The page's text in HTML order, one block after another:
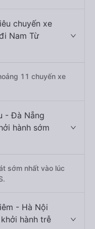
chuyến xe
Nam Từ
11 chuyến xe
- Đà Nẵng
hành sớm
sớm nhất vào lúc
- Hà Nội
hành trễ